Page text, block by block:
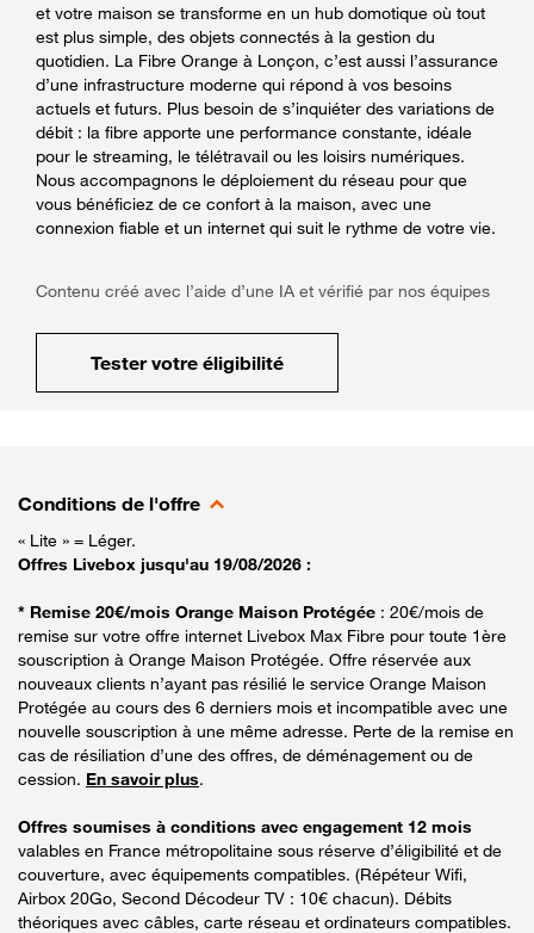
et votre maison se transforme en un hub domotique où tout
est plus simple, des objets connectés à la gestion du
quotidien. La Fibre Orange à Lonçon, c’est aussi l’assurance
d’une infrastructure moderne qui répond à vos besoins
actuels et futurs. Plus besoin de s’inquiéter des variations de
débit : la fibre apporte une performance constante, idéale
pour le streaming, le télétravail ou les loisirs numériques.
Nous accompagnons le déploiement du réseau pour que
vous bénéficiez de ce confort à la maison, avec une
connexion fiable et un internet qui suit le rythme de votre vie.
Contenu créé avec l’aide d’une IA et vérifié par nos équipes
Tester votre éligibilité
Conditions de l'offre
« Lite » = Léger.
Offres Livebox jusqu'au 19/08/2026 :
* Remise 20€/mois Orange Maison Protégée : 20€/mois de
remise sur votre offre internet Livebox Max Fibre pour toute 1ère
souscription à Orange Maison Protégée. Offre réservée aux
nouveaux clients n’ayant pas résilié le service Orange Maison
Protégée au cours des 6 derniers mois et incompatible avec une
nouvelle souscription à une même adresse. Perte de la remise en
cas de résiliation d’une des offres, de déménagement ou de
cession. En savoir plus.
Offres soumises à conditions avec engagement 12 mois
valables en France métropolitaine sous réserve d’éligibilité et de
couverture, avec équipements compatibles. (Répéteur Wifi,
Airbox 20Go, Second Décodeur TV : 10€ chacun). Débits
théoriques avec câbles, carte réseau et ordinateurs compatibles.